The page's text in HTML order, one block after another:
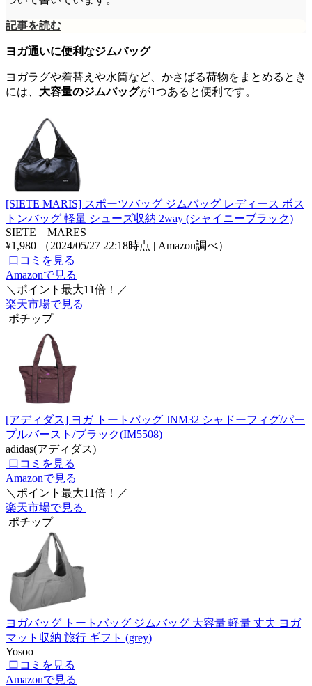
記事を読む
ヨガ通いに便利なジムバッグ
ヨガラグや着替えや水筒など、かさばる荷物をまとめるとき
には、 大容量のジムバッグが1つあると便利です。
[SIETE MARIS] スポーツバッグ ジムバッグ レディース ボス
トンバッグ 軽量 シューズ収納 2way (シャイニーブラック)
SIETE MARES
¥1,980
（2024/05/27 22:18時点 | Amazon調べ）
口コミを見る
Amazonで見る
＼ポイント最大11倍！／
楽天市場で見る
ポチップ
[アディダス] ヨガ トートバッグ JNM32 シャドーフィグ/パー
プルバースト/ブラック(IM5508)
adidas(アディダス)
口コミを見る
Amazonで見る
＼ポイント最大11倍！／
楽天市場で見る
ポチップ
ヨガバッグ トートバッグ ジムバッグ 大容量 軽量 丈夫 ヨガ
マット収納 旅行 ギフト (grey)
Yosoo
口コミを見る
Amazonで見る